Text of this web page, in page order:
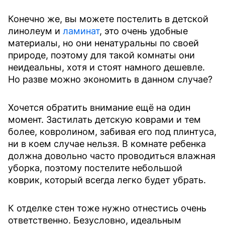
Конечно же, вы можете постелить в детской
линолеум и ламинат, это очень удобные
материалы, но они ненатуральны по своей
природе, поэтому для такой комнаты они
неидеальны, хотя и стоят намного дешевле.
Но разве можно экономить в данном случае?
Хочется обратить внимание ещё на один
момент. Застилать детскую коврами и тем
более, ковролином, забивая его под плинтуса,
ни в коем случае нельзя. В комнате ребенка
должна довольно часто проводиться влажная
уборка, поэтому постелите небольшой
коврик, который всегда легко будет убрать.
К отделке стен тоже нужно отнестись очень
ответственно. Безусловно, идеальным